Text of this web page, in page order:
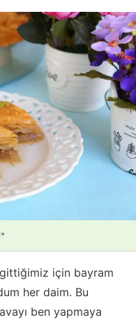
için bayram
her daim. Bu
ben yapmaya